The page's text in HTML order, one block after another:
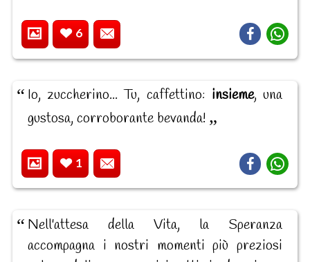
6
Io, zuccherino... Tu, caffettino: insieme, una
gustosa, corroborante bevanda!
1
Nell'attesa della Vita, la Speranza
accompagna i nostri momenti più preziosi